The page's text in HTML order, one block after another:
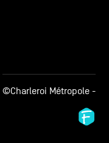
©Charleroi Métropole -